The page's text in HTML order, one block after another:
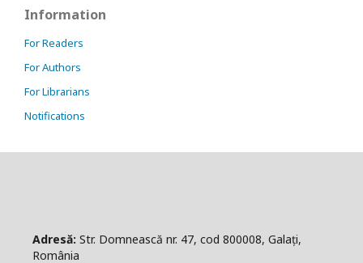
Information
For Readers
For Authors
For Librarians
Notifications
Adresă: Str. Domnească nr. 47, cod 800008, Galați,
România